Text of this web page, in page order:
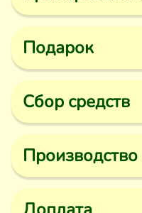
Подарок
Сбор средств
Производство